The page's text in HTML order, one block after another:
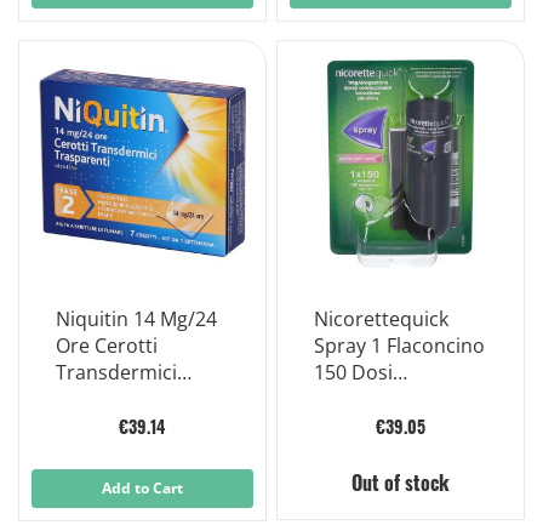
Niquitin 14 Mg/24
Ore Cerotti
Transdermici
€39.14
Add to Cart
Nicorettequick
Spray 1 Flaconcino
150 Dosi
Oromucosale
Frutti Rossi
€39.05
Out of stock